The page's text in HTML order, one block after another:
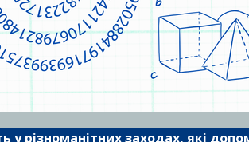
у різноманітних заходах, які